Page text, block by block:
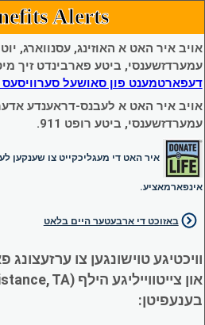
Alerts
אויב איר האט א האוזינג, עסנווארג,
עמערדזשענסי, ביטע פארבינדט זיך
דעפארטמענט פון סאושעל
אויב איר האט א לעבנס-דראענדע
עמערדזשענסי, ביטע רופט 911.
איר האט די מעגליכקייט צו שענקען
אינפארמאציע.
באזוכט די ארבעטער היים בלאט
בענעפיטן: